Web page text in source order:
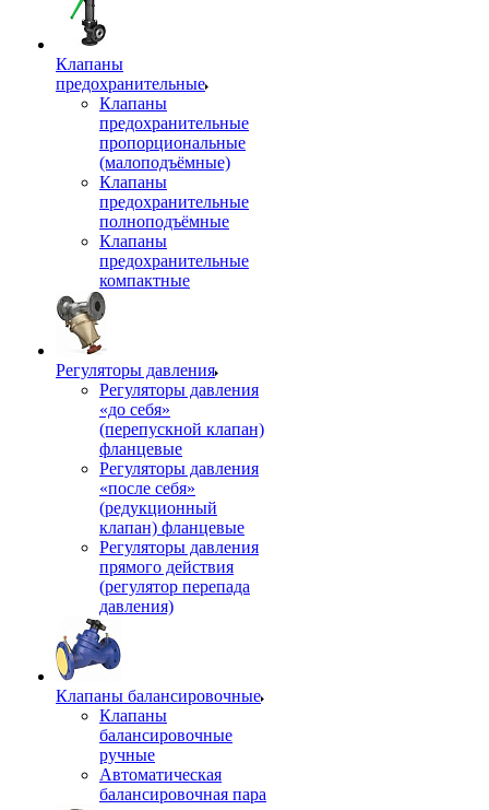
Клапаны
предохранительные
Клапаны
предохранительные
пропорциональные
(малоподъёмные)
Клапаны
предохранительные
полноподъёмные
Клапаны
предохранительные
компактные
Регуляторы давления
Регуляторы давления
«до себя»
(перепускной клапан)
фланцевые
Регуляторы давления
«после себя»
(редукционный
клапан) фланцевые
Регуляторы давления
прямого действия
(регулятор перепада
давления)
Клапаны балансировочные
Клапаны
балансировочные
ручные
Автоматическая
балансировочная пара